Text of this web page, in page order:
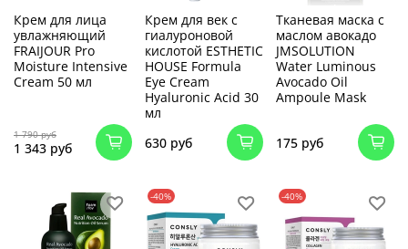
Крем для лица
увлажняющий
FRAIJOUR Pro
Moisture Intensive
Cream 50 мл
1 790 руб
1 343 руб
Крем для век с
гиалуроновой
кислотой ESTHETIC
HOUSE Formula
Eye Cream
Hyaluronic Acid 30
мл
630 руб
Тканевая маска с
маслом авокадо
JMSOLUTION
Water Luminous
Avocado Oil
Ampoule Mask
175 руб
-40% -40%